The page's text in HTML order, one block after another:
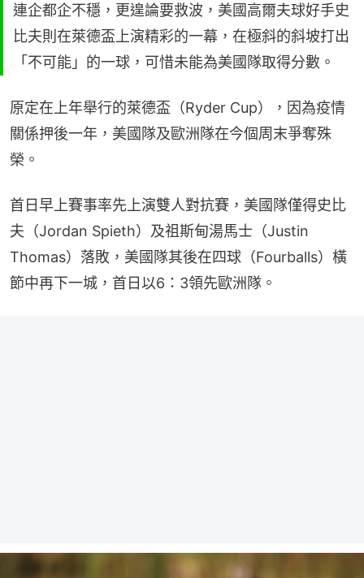
連企都企不穩，更遑論要救波，美國高爾夫球好手史
比夫則在萊德盃上演精彩的一幕，在極斜的斜坡打出
「不可能」的一球，可惜未能為美國隊取得分數。
原定在上年舉行的萊德盃（Ryder Cup），因為疫情
關係押後一年，美國隊及歐洲隊在今個周末爭奪殊
榮。
首日早上賽事率先上演雙人對抗賽，美國隊僅得史比
夫（Jordan Spieth）及祖斯甸湯馬士（Justin
Thomas）落敗，美國隊其後在四球（Fourballs）橫
節中再下一城，首日以6：3領先歐洲隊。